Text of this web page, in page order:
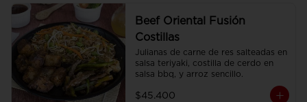
Beef Oriental Fusión
Costillas
Julianas de carne de res salteadas en
salsa teriyaki, costilla de cerdo en
salsa bbq, y arroz sencillo.
$45.400